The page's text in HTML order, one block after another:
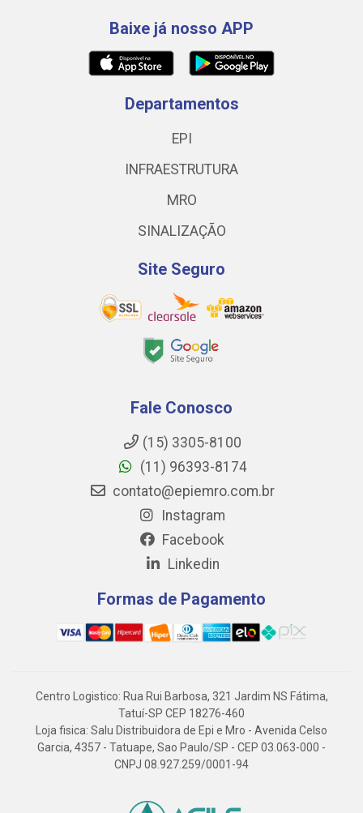
Baixe já nosso APP
Departamentos
EPI
INFRAESTRUTURA
MRO
SINALIZAÇÃO
Site Seguro
Fale Conosco
(15) 3305-8100
(11) 96393-8174
contato@epiemro.com.br
Instagram
Facebook
Linkedin
Formas de Pagamento
Centro Logistico: Rua Rui Barbosa, 321 Jardim NS Fátima,
Tatuí-SP CEP 18276-460
Loja fisica: Salu Distribuidora de Epi e Mro - Avenida Celso
Garcia, 4357 - Tatuape, Sao Paulo/SP - CEP 03.063-000 -
CNPJ 08.927.259/0001-94